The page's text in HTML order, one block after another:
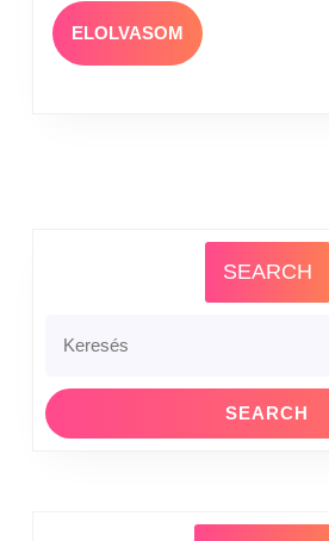
ELOLVASOM
SEARCH